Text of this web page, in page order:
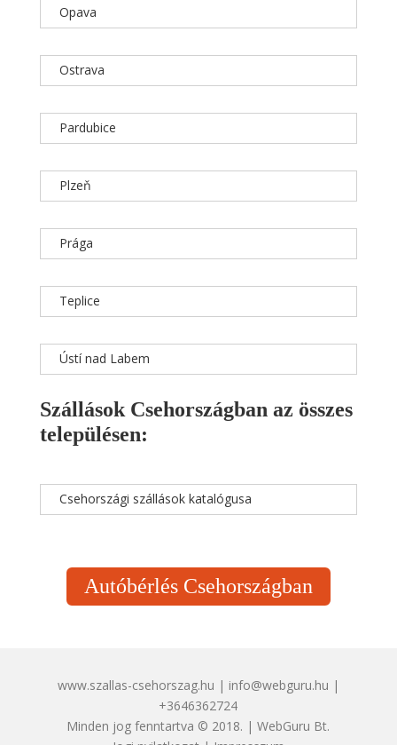
Opava
Ostrava
Pardubice
Plzeň
Prága
Teplice
Ústí nad Labem
Szállások Csehországban az összes
településen:
Csehországi szállások katalógusa
Autóbérlés Csehországban
www.szallas-csehorszag.hu | info@webguru.hu |
+3646362724
Minden jog fenntartva © 2018. | WebGuru Bt.